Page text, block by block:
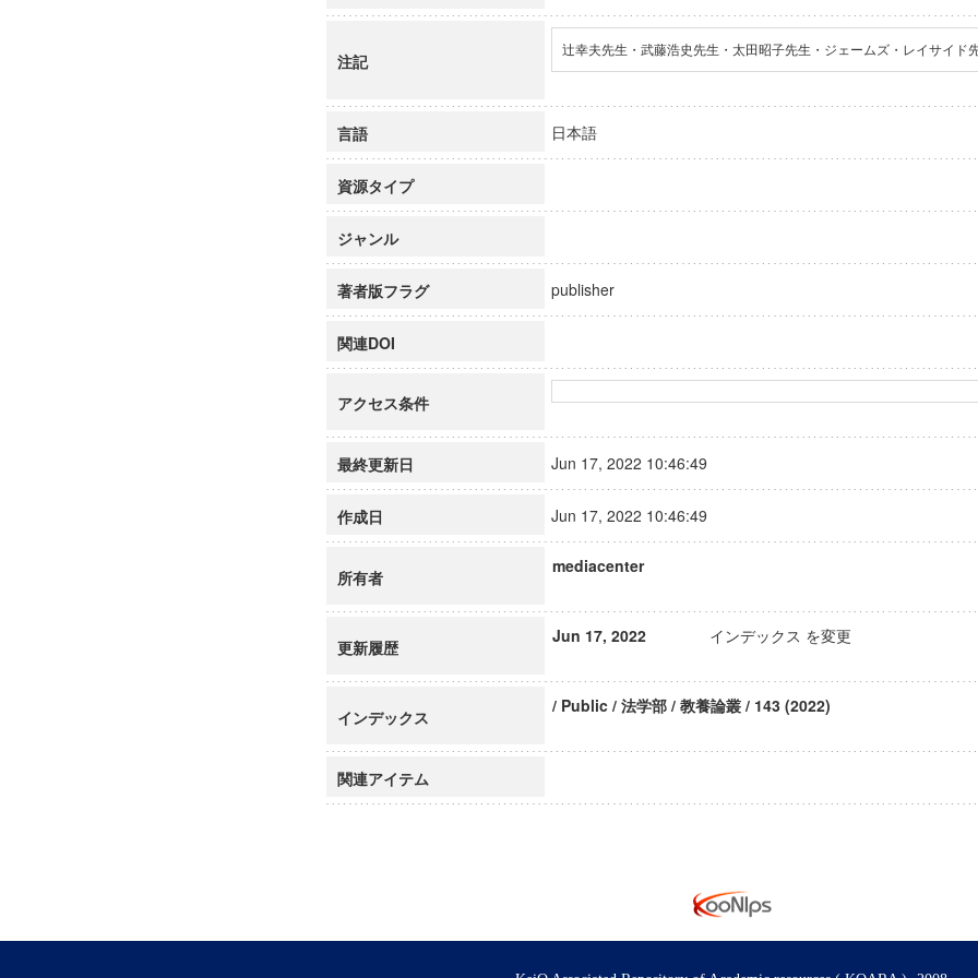
注記
辻幸夫先生・武藤浩史先生・太田昭子先生・ジェームズ・レイサイド
言語 日本語
資源タイプ
ジャンル
著者版フラグ publisher
関連DOI
アクセス条件
最終更新日 Jun 17, 2022 10:46:49
作成日 Jun 17, 2022 10:46:49
所有者
mediacenter
更新履歴
Jun 17, 2022 インデックス を変更
インデックス
/ Public / 法学部 / 教養論叢 / 143 (2022)
関連アイテム